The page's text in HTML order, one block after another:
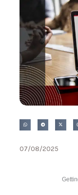
07/08/2025